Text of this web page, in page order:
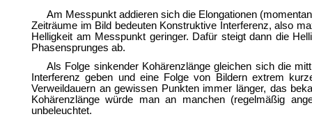
Am Messpunkt addieren sich die Elongationen
Zeiträume im Bild bedeuten Konstruktive Interferenz, also
Helligkeit am Messpunkt geringer. Dafür steigt dann die
Phasensprunges ab.
Als Folge sinkender Kohärenzlänge gleichen sich die
Interferenz geben und eine Folge von Bildern extrem
Verweildauern an gewissen Punkten immer länger, das
Kohärenzlänge würde man an manchen (regelmäßig
unbeleuchtet.